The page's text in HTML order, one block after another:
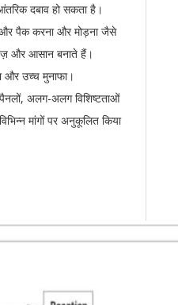
दबाव हो सकता है।
और पैक करना और मोड़ना जैसे
और आसान बनाते हैं।
और उच्च मुनाफा।
अलग-अलग विशिष्टताओं
मांगों पर अनुकूलित किया